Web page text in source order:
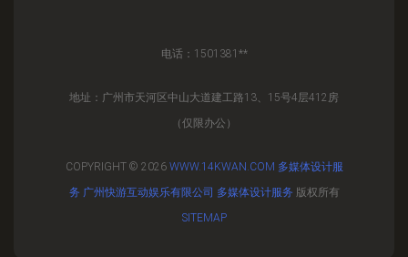
电话：1501381**
地址：广州市天河区中山大道建工路13、15号4层412房
（仅限办公）
COPYRIGHT © 2026 WWW.14KWAN.COM 多媒体设计服
务 广州快游互动娱乐有限公司 多媒体设计服务 版权所有
SITEMAP